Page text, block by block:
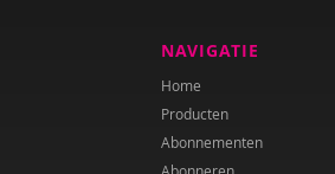
NAVIGATIE
Home
Producten
Abonnementen